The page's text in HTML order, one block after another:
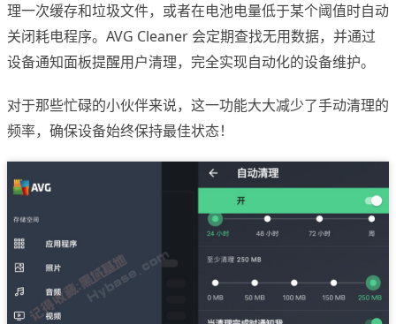
理一次缓存和垃圾文件，或者在电池电量低于某个阈值时自动
关闭耗电程序。AVG Cleaner 会定期查找无用数据，并通过
设备通知面板提醒用户清理，完全实现自动化的设备维护。
对于那些忙碌的小伙伴来说，这一功能大大减少了手动清理的
频率，确保设备始终保持最佳状态！